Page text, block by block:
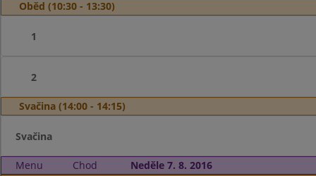
Oběd (10:30 - 13:30)
1
2
Svačina (14:00 - 14:15)
Svačina
Menu Chod
Neděle 7. 8. 2016